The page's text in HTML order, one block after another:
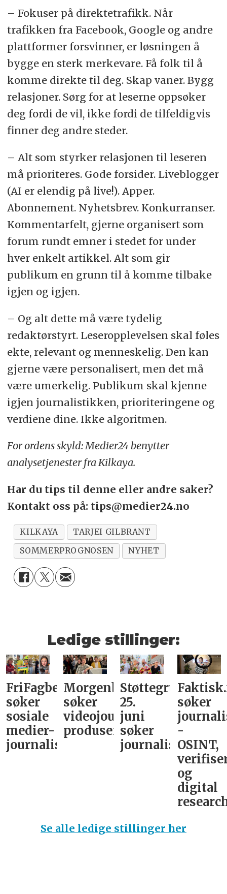
– Fokuser på direktetrafikk. Når
trafikken fra Facebook, Google og andre
plattformer forsvinner, er løsningen å
bygge en sterk merkevare. Få folk til å
komme direkte til deg. Skap vaner. Bygg
relasjoner. Sørg for at leserne oppsøker
deg fordi de vil, ikke fordi de tilfeldigvis
finner deg andre steder.
– Alt som styrker relasjonen til leseren
må prioriteres. Gode forsider. Liveblogger
(AI er elendig på live!). Apper.
Abonnement. Nyhetsbrev. Konkurranser.
Kommentarfelt, gjerne organisert som
forum rundt emner i stedet for under
hver enkelt artikkel. Alt som gir
publikum en grunn til å komme tilbake
igjen og igjen.
– Og alt dette må være tydelig
redaktørstyrt. Leseropplevelsen skal føles
ekte, relevant og menneskelig. Den kan
gjerne være personalisert, men det må
være umerkelig. Publikum skal kjenne
igjen journalistikken, prioriteringene og
verdiene dine. Ikke algoritmen.
For ordens skyld: Medier24 benytter
analysetjenester fra Kilkaya.
Har du tips til denne eller andre saker?
Kontakt oss på: tips@medier24.no
KILKAYA
TARJEI GILBRANT
SOMMERPROGNOSEN
NYHET
Ledige stillinger:
FriFagbevegelse
søker
sosiale
medier-
journalist
Morgenbladet
søker
videojournalist/podkast-
produsent
Støttegruppa
25.
juni
søker
journalist
søker
-
OSINT,
og
digital
Se alle ledige stillinger her